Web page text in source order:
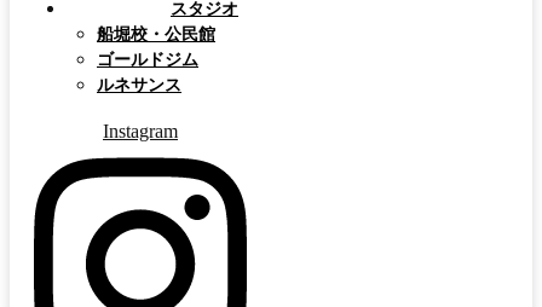
スタジオ
船堀校・公民館
ゴールドジム
ルネサンス
Instagram